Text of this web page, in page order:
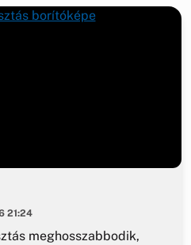
21:24
meghosszabbodik,